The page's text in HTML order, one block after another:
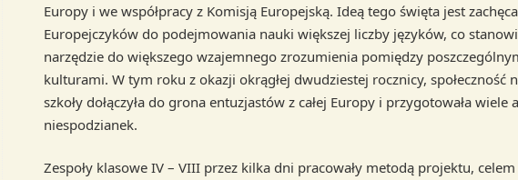
Europy i we współpracy z Komisją Europejską. Ideą tego święta jest
Europejczyków do podejmowania nauki większej liczby języków, co
narzędzie do większego wzajemnego zrozumienia pomiędzy
kulturami. W tym roku z okazji okrągłej dwudziestej rocznicy, społeczność
szkoły dołączyła do grona entuzjastów z całej Europy i przygotowała wiele
niespodzianek.
Zespoły klasowe IV – VIII przez kilka dni pracowały metodą projektu,